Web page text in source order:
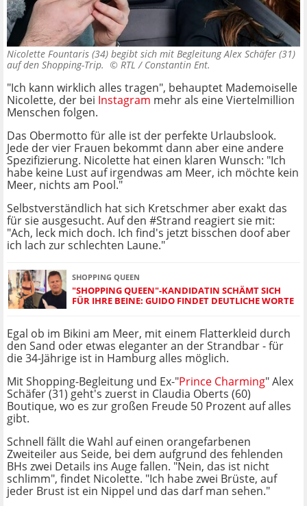
Nicolette Fountaris (34) begibt sich mit Begleitung Alex Schäfer (31)
auf den Shopping-Trip. © RTL / Constantin Ent.
"Ich kann wirklich alles tragen", behauptet Mademoiselle
Nicolette, der bei Instagram mehr als eine Viertelmillion
Menschen folgen.
Das Obermotto für alle ist der perfekte Urlaubslook.
Jede der vier Frauen bekommt dann aber eine andere
Spezifizierung. Nicolette hat einen klaren Wunsch: "Ich
habe keine Lust auf irgendwas am Meer, ich möchte kein
Meer, nichts am Pool."
Selbstverständlich hat sich Kretschmer aber exakt das
für sie ausgesucht. Auf den #Strand reagiert sie mit:
"Ach, leck mich doch. Ich find's jetzt bisschen doof aber
ich lach zur schlechten Laune."
SHOPPING QUEEN
"SHOPPING QUEEN"-KANDIDATIN SCHÄMT SICH
FÜR IHRE BEINE: GUIDO FINDET DEUTLICHE WORTE
Egal ob im Bikini am Meer, mit einem Flatterkleid durch
den Sand oder etwas eleganter an der Strandbar - für
die 34-Jährige ist in Hamburg alles möglich.
Mit Shopping-Begleitung und Ex-"Prince Charming" Alex
Schäfer (31) geht's zuerst in Claudia Oberts (60)
Boutique, wo es zur großen Freude 50 Prozent auf alles
gibt.
Schnell fällt die Wahl auf einen orangefarbenen
Zweiteiler aus Seide, bei dem aufgrund des fehlenden
BHs zwei Details ins Auge fallen. "Nein, das ist nicht
schlimm", findet Nicolette. "Ich habe zwei Brüste, auf
jeder Brust ist ein Nippel und das darf man sehen."